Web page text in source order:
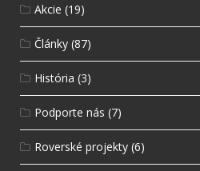
Akcie (19)
Články (87)
História (3)
Podporte nás (7)
Roverské projekty (6)